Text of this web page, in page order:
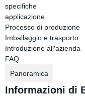
specifiche
applicazione
Processo di produzione
Imballaggio e trasporto
Introduzione all′azienda
FAQ
Panoramica
Informazioni di